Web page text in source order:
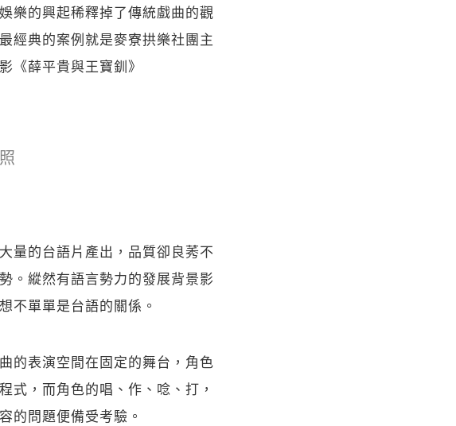
樂的興起稀釋掉了傳統戲曲的觀
經典的案例就是麥寮拱樂社團主
《薛平貴與王寶釧》
量的台語片產出，品質卻良莠不
。縱然有語言勢力的發展背景影
不單單是台語的關係。
的表演空間在固定的舞台，角色
式，而角色的唱、作、唸、打，
的問題便備受考驗。